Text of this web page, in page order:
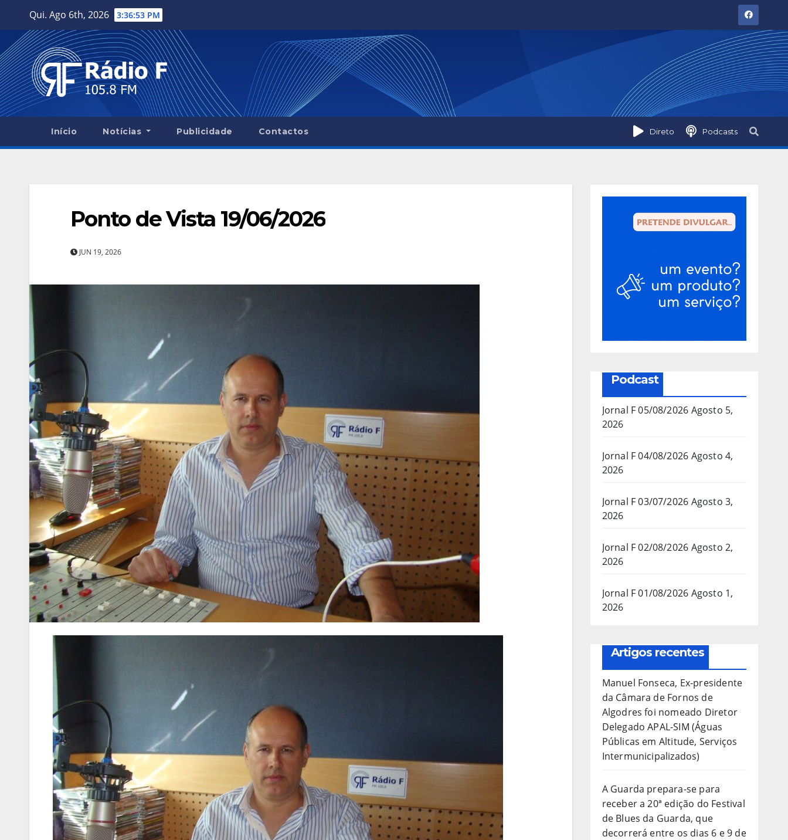
content
Qui. Ago 6th, 2026 3:36:54 PM
Direto Podcasts
Início Notícias Publicidade Contactos
Ponto de Vista 19/06/2026
JUN 19, 2026
Podcast
Jornal F 05/08/2026 Agosto 5,
2026
Jornal F 04/08/2026 Agosto 4,
2026
Jornal F 03/07/2026 Agosto 3,
2026
Jornal F 02/08/2026 Agosto 2,
2026
Jornal F 01/08/2026 Agosto 1,
2026
Artigos recentes
Manuel Fonseca, Ex-presidente
da Câmara de Fornos de
Algodres foi nomeado Diretor
Delegado APAL-SIM (Águas
Públicas em Altitude, Serviços
Intermunicipalizados)
A Guarda prepara-se para
receber a 20ª edição do Festival
de Blues da Guarda, que
decorrerá entre os dias 6 e 9 de